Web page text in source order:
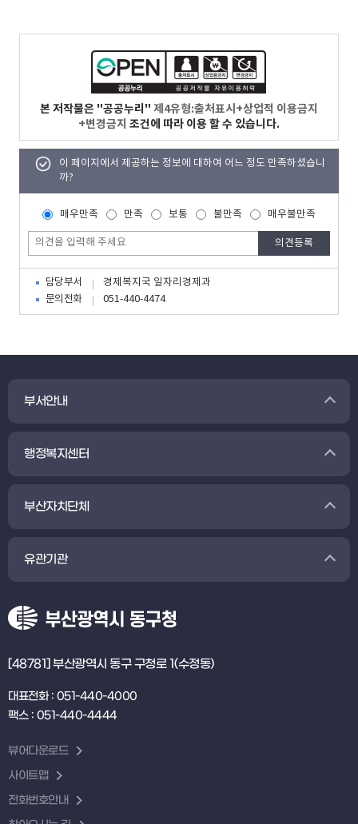
본 저작물은 "공공누리" 제4유형:출처표시+상업적 이용금지
+변경금지 조건에 따라 이용 할 수 있습니다.
이 페이지에서 제공하는 정보에 대하여 어느 정도 만족하셨습니
까?
매우만족 만족 보통 불만족 매우불만족
담당부서
경제복지국 일자리경제과
문의전화
051-440-4474
부서안내
행정복지센터
부산자치단체
유관기관
[48781] 부산광역시 동구 구청로 1(수정동)
대표전화 : 051-440-4000
팩스 : 051-440-4444
뷰어다운로드
사이트맵
전화번호안내